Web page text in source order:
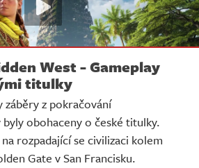
West - Gameplay
titulky
z pokračování
obohaceny o české titulky.
rozpadající se civilizaci kolem
Gate v San Francisku.